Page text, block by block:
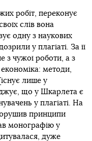
робіт, переконує
слів вона
одну з наукових
у плагіаті. За її
з чужої роботи, а з
методи,
лише у
що у Шкарлета є
у плагіаті. На
принципи
монографію у
дуже